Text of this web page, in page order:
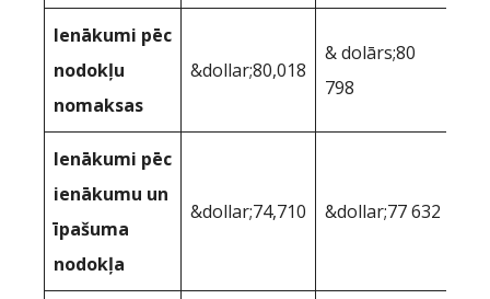
Ienākumi pēc
nodokļu
nomaksas
&dollar;80,018
& dolārs;80
798
Ienākumi pēc
ienākumu un
īpašuma
nodokļa
&dollar;74,710 &dollar;77 632